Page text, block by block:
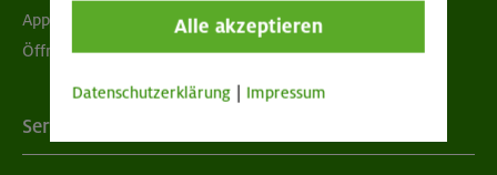
App "Mein DAV+"
Öffnungszeiten
Services
Alle akzeptieren
Datenschutzerklärung Impressum